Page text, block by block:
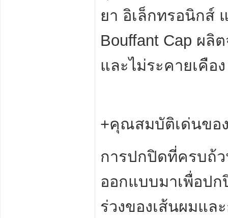
ยา อิเล็กทรอนิกส์
Bouffant Cap ผลิ
และไม่ระคายเคือ
+คุณสมบัติเด่นขอ
การปกปิดที่ครบถ้
ออกแบบมาเพื่อป
ร่วงของเส้นผมแล